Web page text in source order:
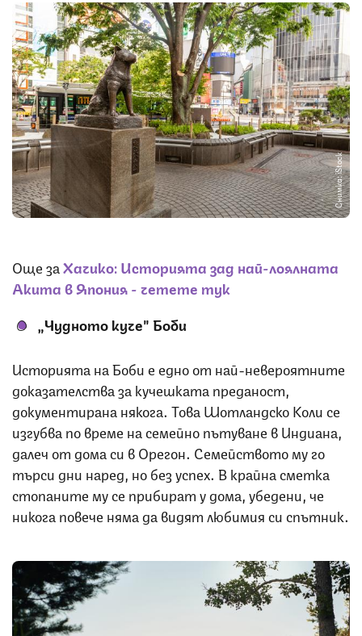
Снимка: iStock
Още заХачико: Историята зад най-лоялната
Акита в Япония - четете тук
„Чудното куче" Боби
Историята на Боби е едно от най-невероятните
доказателства за кучешката преданост,
документирана някога. Това Шотландско Коли се
изгубва по време на семейно пътуване в Индиана,
далеч от дома си в Орегон. Семейството му го
търси дни наред, но без успех. В крайна сметка
стопаните му се прибират у дома, убедени, че
никога повече няма да видят любимия си спътник.